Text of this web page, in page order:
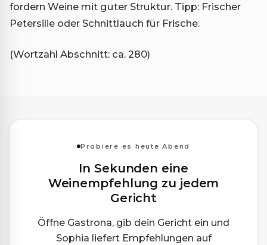
fordern Weine mit guter Struktur. Tipp: Frischer
Petersilie oder Schnittlauch für Frische.
(Wortzahl Abschnitt: ca. 280)
Probiere es heute Abend
In Sekunden eine
Weinempfehlung zu jedem
Gericht
Öffne Gastrona, gib dein Gericht ein und
Sophia liefert Empfehlungen auf